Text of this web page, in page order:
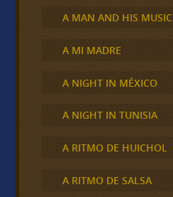
A MAN AND HIS MUSIC
A MI MADRE
A NIGHT IN MÉXICO
A NIGHT IN TUNISIA
A RITMO DE HUICHOL
A RITMO DE SALSA